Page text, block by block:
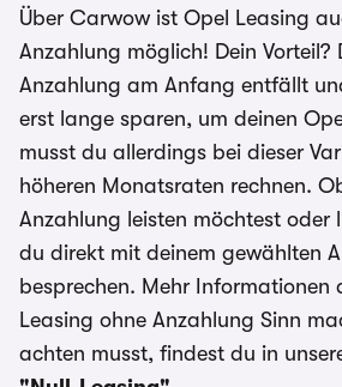
Über Carwow ist Opel Leasing
Anzahlung möglich! Dein Vorteil?
Anzahlung am Anfang entfällt
erst lange sparen, um deinen
musst du allerdings bei dieser
höheren Monatsraten rechnen.
Anzahlung leisten möchtest oder
du direkt mit deinem gewählten
besprechen. Mehr Informationen
Leasing ohne Anzahlung Sinn
achten musst, findest du in